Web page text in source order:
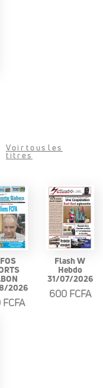
Voir tous les
titres
2026
Flash W
Hebdo
31/07/2026
600 FCFA